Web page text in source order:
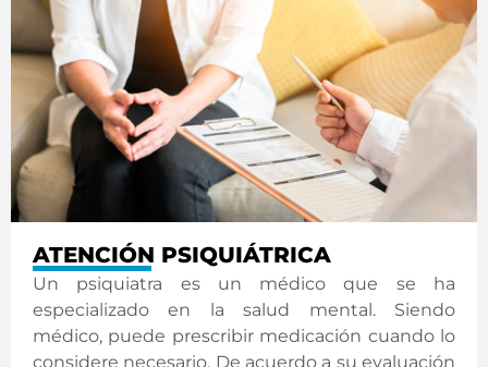
ATENCIÓN PSIQUIÁTRICA
Un psiquiatra es un médico que se ha
especializado en la salud mental. Siendo
médico, puede prescribir medicación cuando lo
considere necesario. De acuerdo a su evaluación